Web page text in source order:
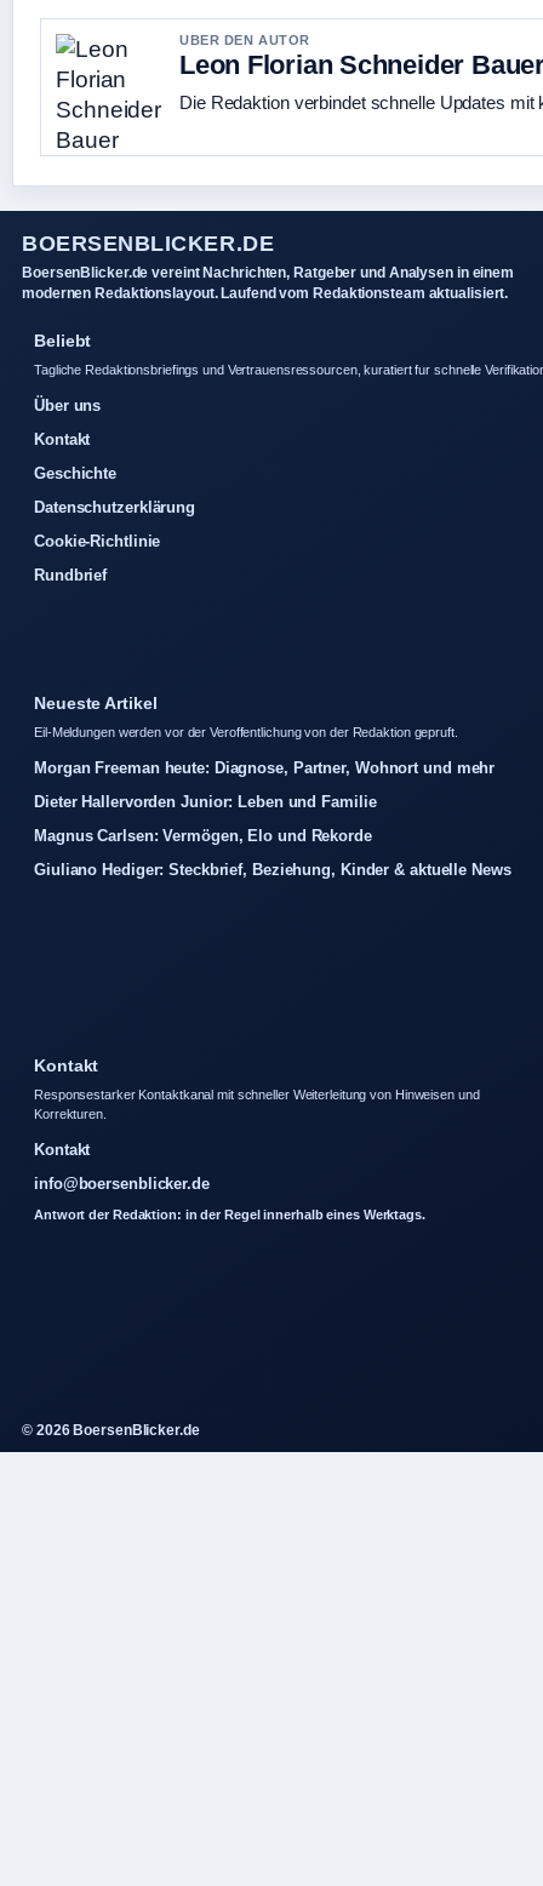
UBER DEN AUTOR
Leon Florian Schneider
Die Redaktion verbindet schnelle Updates mit
BOERSENBLICKER.DE
BoersenBlicker.de vereint Nachrichten, Ratgeber und Analysen in einem
modernen Redaktionslayout. Laufend vom Redaktionsteam aktualisiert.
Beliebt
Tagliche Redaktionsbriefings und Vertrauensressourcen, kuratiert fur schnelle
Über uns
Kontakt
Geschichte
Datenschutzerklärung
Cookie-Richtlinie
Rundbrief
Neueste Artikel
Eil-Meldungen werden vor der Veroffentlichung von der Redaktion gepruft.
Morgan Freeman heute: Diagnose, Partner, Wohnort und mehr
Dieter Hallervorden Junior: Leben und Familie
Magnus Carlsen: Vermögen, Elo und Rekorde
Giuliano Hediger: Steckbrief, Beziehung, Kinder & aktuelle News
Kontakt
Responsestarker Kontaktkanal mit schneller Weiterleitung von Hinweisen und
Korrekturen.
Kontakt
info@boersenblicker.de
Antwort der Redaktion: in der Regel innerhalb eines Werktags.
© 2026 BoersenBlicker.de